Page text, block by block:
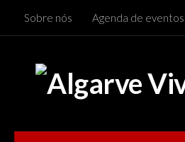
Skip to content
Sobre nós Agenda de eventos